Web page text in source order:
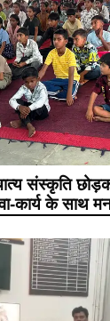
संस्कृति
कार्य के साथ